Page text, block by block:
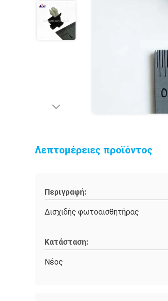
Λεπτομέρειες προϊόντος
Περιγραφή:
Δισχιδής φωτοαισθητήρας
Κατάσταση:
Νέος